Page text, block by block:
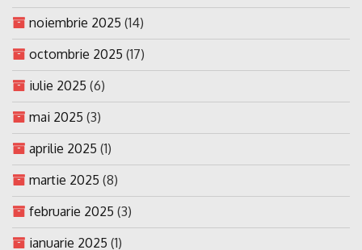
noiembrie 2025 (14)
octombrie 2025 (17)
iulie 2025 (6)
mai 2025 (3)
aprilie 2025 (1)
martie 2025 (8)
februarie 2025 (3)
ianuarie 2025 (1)